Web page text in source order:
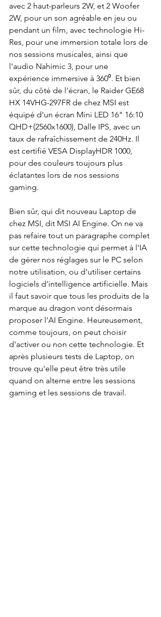
avec 2 haut-parleurs 2W, et 2 Woofer
2W, pour un son agréable en jeu ou
pendant un film, avec technologie Hi-
Res, pour une immersion totale lors de
nos sessions musicales, ainsi que
l'audio Nahimic 3, pour une
expérience immersive à 360⁰. Et bien
sûr, du côté de l'écran, le Raider GE68
HX 14VHG-297FR de chez MSI est
équipé d'un écran Mini LED 16" 16:10
QHD+(2560x1600), Dalle IPS, avec un
taux de rafraîchissement de 240Hz. Il
est certifié VESA DisplayHDR 1000,
pour des couleurs toujours plus
éclatantes lors de nos sessions
gaming.
Bien sûr, qui dit nouveau Laptop de
chez MSI, dit MSI AI Engine. On ne va
pas refaire tout un paragraphe complet
sur cette technologie qui permet à l'IA
de gérer nos réglages sur le PC selon
notre utilisation, ou d'utiliser certains
logiciels d'intelligence artificielle. Mais
il faut savoir que tous les produits de la
marque au dragon vont désormais
proposer l'AI Engine. Heureusement,
comme toujours, on peut choisir
d'activer ou non cette technologie. Et
après plusieurs tests de Laptop, on
trouve qu'elle peut être très utile
quand on alterne entre les sessions
gaming et les sessions de travail.